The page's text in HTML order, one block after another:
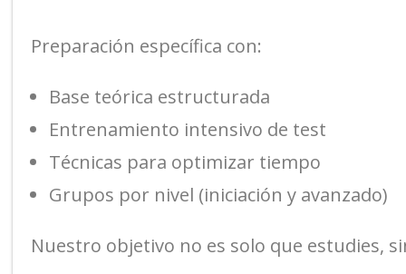
Preparación específica con:
Base teórica estructurada
Entrenamiento intensivo de test
Técnicas para optimizar tiempo
Grupos por nivel (iniciación y avanzado)
Nuestro objetivo no es solo que estudies,